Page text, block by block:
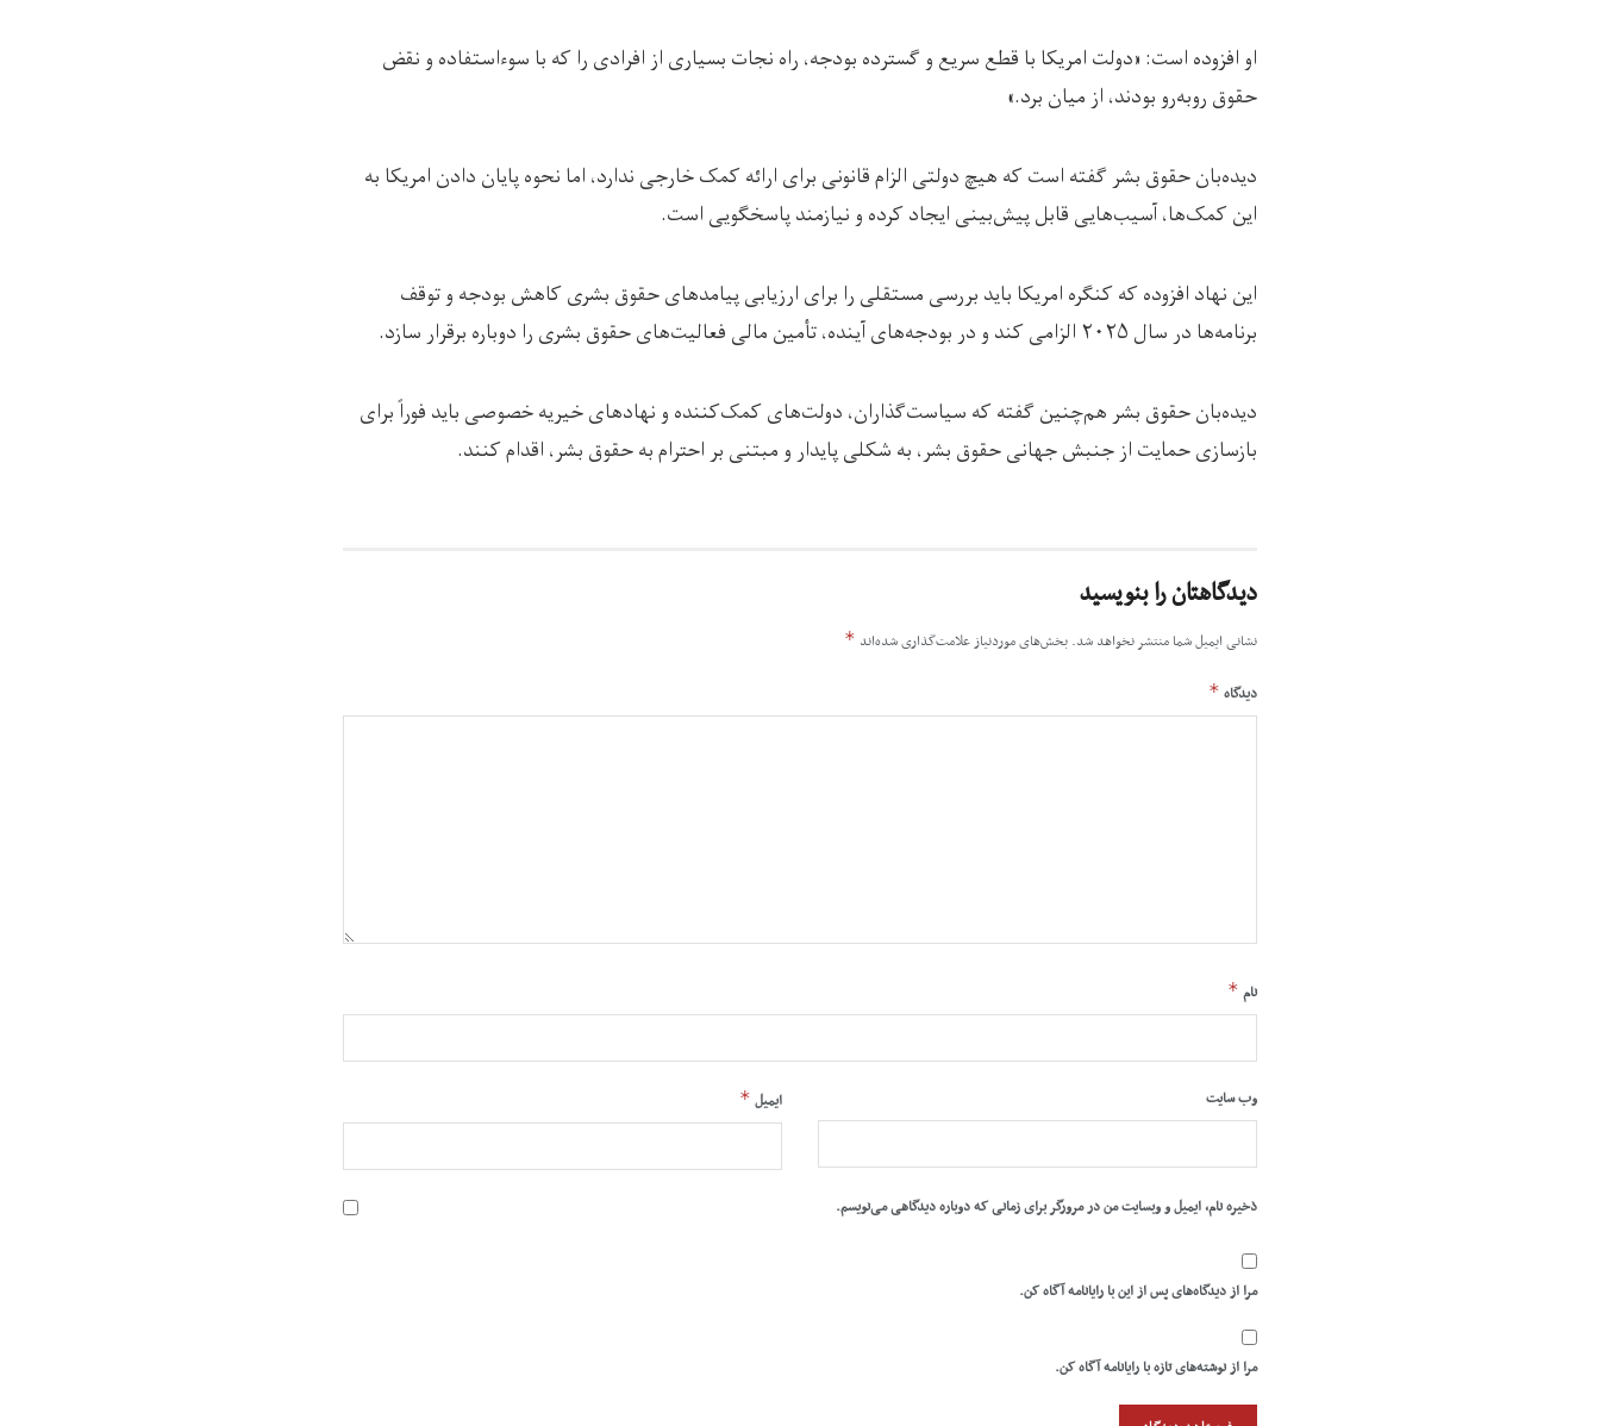
او افزوده است: «دولت امریکا با قطع سریع و گسترده بودجه، راه نجات بسیاری از افرادی را که با سوءاستفاده و نقض
حقوق روبه‌رو بودند، از میان برد.»
دیده‌بان حقوق بشر گفته است که هیچ دولتی الزام قانونی برای ارائه کمک خارجی ندارد، اما نحوه پایان دادن امریکا به
این کمک‌ها، آسیب‌هایی قابل پیش‌بینی ایجاد کرده و نیازمند پاسخگویی است.
این نهاد افزوده که کنگره امریکا باید بررسی مستقلی را برای ارزیابی پیامدهای حقوق بشری کاهش بودجه و توقف
برنامه‌ها در سال ۲۰۲۵ الزامی کند و در بودجه‌های آینده، تأمین مالی فعالیت‌های حقوق بشری را دوباره برقرار سازد.
دیده‌بان حقوق بشر هم‌چنین گفته که سیاست‌گذاران، دولت‌های کمک‌کننده و نهادهای خیریه خصوصی باید فوراً برای
بازسازی حمایت از جنبش جهانی حقوق بشر، به شکلی پایدار و مبتنی بر احترام به حقوق بشر، اقدام کنند.
دیدگاهتان را بنویسید
نشانی ایمیل شما منتشر نخواهد شد. بخش‌های موردنیاز علامت‌گذاری شده‌اند *
دیدگاه *
نام *
ایمیل * وب‌ سایت
ذخیره نام، ایمیل و وبسایت من در مرورگر برای زمانی که دوباره دیدگاهی می‌نویسم.
مرا از دیدگاه‌های پس از این با رایانامه آگاه کن.
مرا از نوشته‌های تازه با رایانامه آگاه کن.